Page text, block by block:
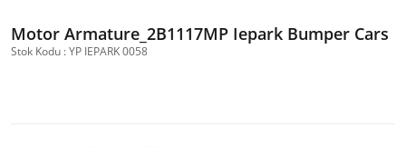
Motor Armature_2B1117MP Iepark Bumper Cars
Stok Kodu : YP IEPARK 0058